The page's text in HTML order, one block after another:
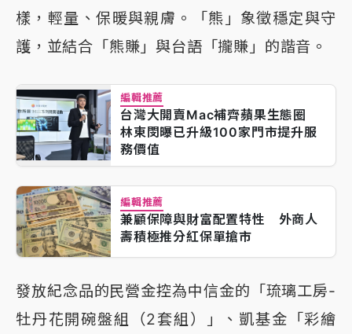
樣，輕量、保暖與親膚。「熊」象徵穩定與守
護，並結合「熊賺」與台語「攏賺」的諧音。
編輯推薦
台灣大開賣Mac補齊蘋果生態圈
林東閔曝已升級100家門市提升服
務價值
編輯推薦
兼顧保障與財富配置特性 外商人
壽積極推分紅保單搶市
發放紀念品的民營金控為中信金的「琉璃工房-
牡丹花開碗盤組（2套組）」、凱基金「彩繪